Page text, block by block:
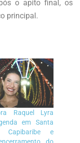
o apito final, os
principal.
Raquel Lyra
em Santa
e